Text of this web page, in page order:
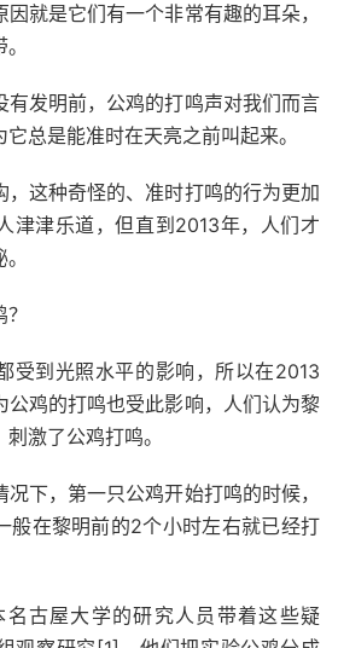
就是它们有一个非常有趣的耳朵，
有发明前，公鸡的打鸣声对我们而言
总是能准时在天亮之前叫起来。
，这种奇怪的、准时打鸣的行为更加
津津乐道，但直到2013年，人们才
受到光照水平的影响，所以在2013
公鸡的打鸣也受此影响，人们认为黎
激了公鸡打鸣。
下，第一只公鸡开始打鸣的时候，
般在黎明前的2个小时左右就已经打
古屋大学的研究人员带着这些疑